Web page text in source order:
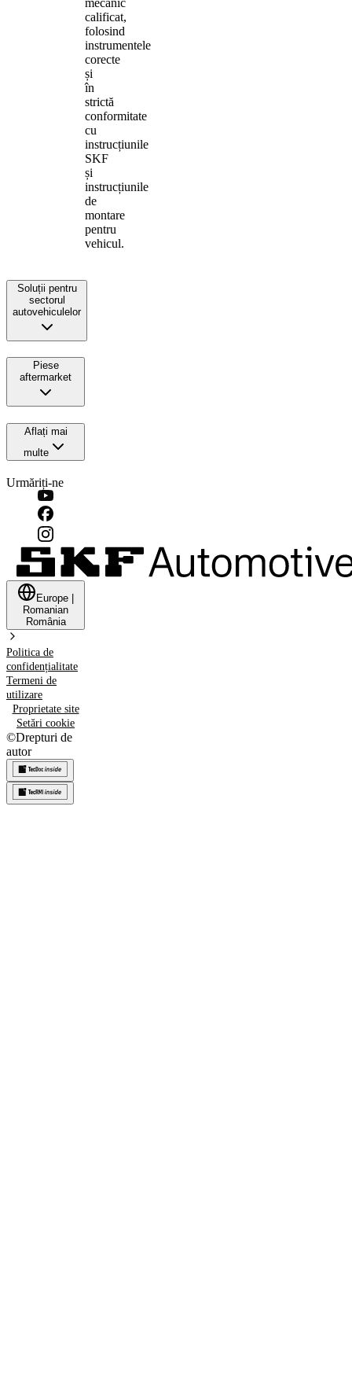
calificat,
folosind
instrumentele
corecte
și
în
strictă
conformitate
cu
instrucțiunile
SKF
și
instrucțiunile
de
montare
pentru
vehicul.
Soluții pentru
sectorul
autovehiculelor
Piese
aftermarket
Aflați mai
multe
Urmăriți-ne
Europe
Romanian
România
Politica de
confidențialitate
Termeni de
utilizare
Proprietate site
Setări cookie
©Drepturi de
autor